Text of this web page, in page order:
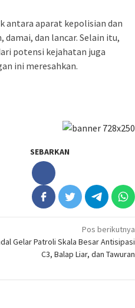
antara aparat kepolisian dan
damai, dan lancar. Selain itu,
potensi kejahatan juga
ini meresahkan.
SEBARKAN
Pos berikutnya
Gelar Patroli Skala Besar Antisipasi
C3, Balap Liar, dan Tawuran